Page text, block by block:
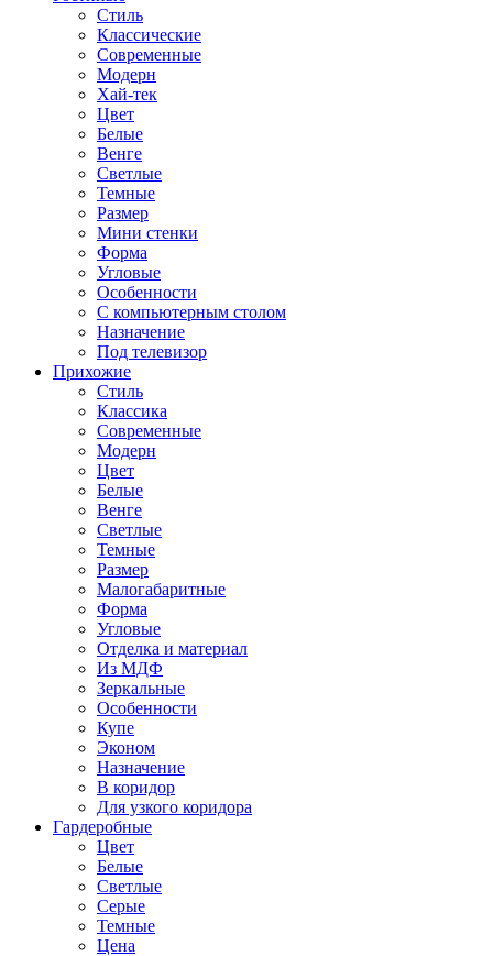
Стиль
Классические
Современные
Модерн
Хай-тек
Цвет
Белые
Венге
Светлые
Темные
Размер
Мини стенки
Форма
Угловые
Особенности
С компьютерным столом
Назначение
Под телевизор
Прихожие
Стиль
Классика
Современные
Модерн
Цвет
Белые
Венге
Светлые
Темные
Размер
Малогабаритные
Форма
Угловые
Отделка и материал
Из МДФ
Зеркальные
Особенности
Купе
Эконом
Назначение
В коридор
Для узкого коридора
Гардеробные
Цвет
Белые
Светлые
Серые
Темные
Цена